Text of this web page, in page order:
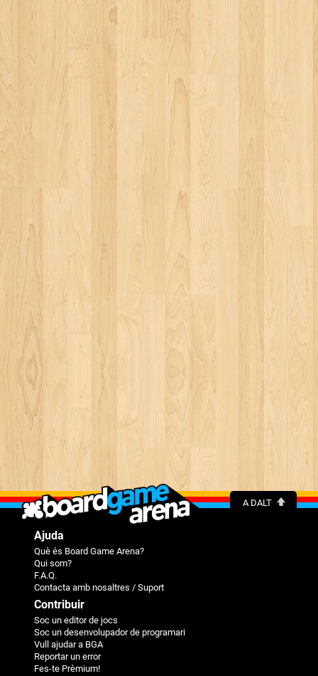
A DALT
Ajuda
Què és Board Game Arena?
Qui som?
F.A.Q.
Contacta amb nosaltres / Suport
Contribuir
Soc un editor de jocs
Soc un desenvolupador de programari
Vull ajudar a BGA
Reportar un error
Fes-te Prèmium!